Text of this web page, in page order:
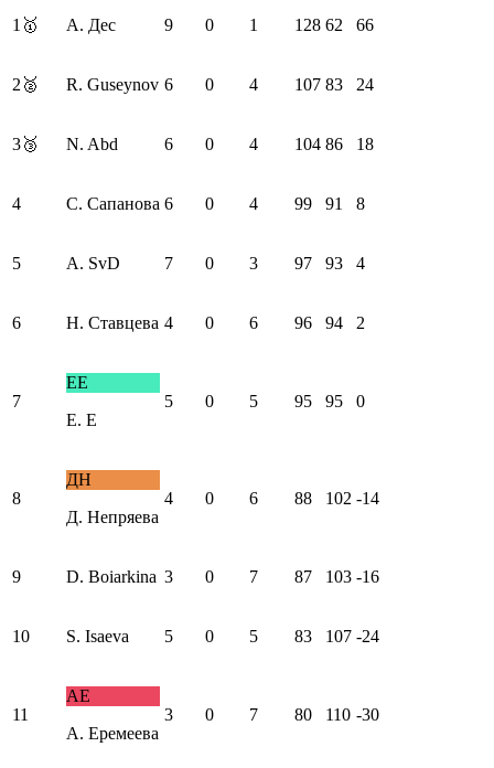
1 🥇 А. Дес 9 0 1 128 62 66
2 🥈 R. Guseynov 6 0 4 107 83 24
3🥉 N. Abd 6 0 4 104 86 18
4 С. Сапанова 6 0 4 99 91 8
5 А. SvD 7 0 3 97 93 4
6 Н. Ставцева 4 0 6 96 94 2
7
ЕE
Е. E
5 0 5 95 95 0
8
ДН
Д. Непряева
4 0 6 88 102 -14
9 D. Boiarkina 3 0 7 87 103 -16
10 S. Isaeva 5 0 5 83 107 -24
11
АЕ
А. Еремеева
3 0 7 80 110 -30